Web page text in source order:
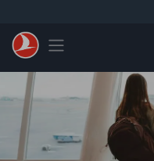
Toggle navigation